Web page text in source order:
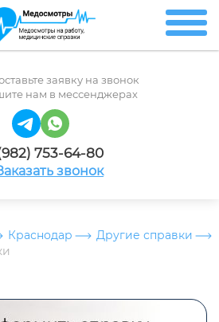
заявку на звонок
нам в мессенджерах
753-64-80
звонок
Краснодар
Другие справки